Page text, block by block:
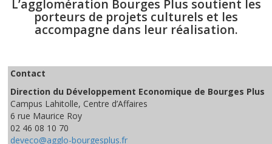
L’agglomération Bourges Plus soutient les
porteurs de projets culturels et les
accompagne dans leur réalisation.
Contact
Direction du Développement Economique de Bourges Plus
Campus Lahitolle, Centre d’Affaires
6 rue Maurice Roy
02 46 08 10 70
deveco@agglo-bourgesplus.fr